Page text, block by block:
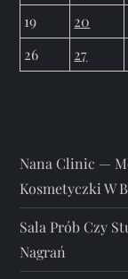
19
20
26
27
Nana Clinic —
Kosmetyczki W
Sala Prób Czy
Nagrań